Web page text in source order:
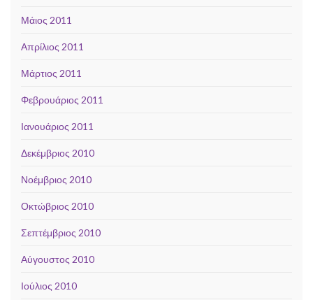
Μάιος 2011
Απρίλιος 2011
Μάρτιος 2011
Φεβρουάριος 2011
Ιανουάριος 2011
Δεκέμβριος 2010
Νοέμβριος 2010
Οκτώβριος 2010
Σεπτέμβριος 2010
Αύγουστος 2010
Ιούλιος 2010